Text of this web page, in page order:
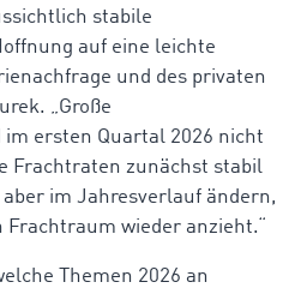
stabile
auf eine leichte
und des privaten
„Große
ersten Quartal 2026 nicht
Frachtraten zunächst stabil
im Jahresverlauf ändern,
wieder anzieht.“
Themen 2026 an